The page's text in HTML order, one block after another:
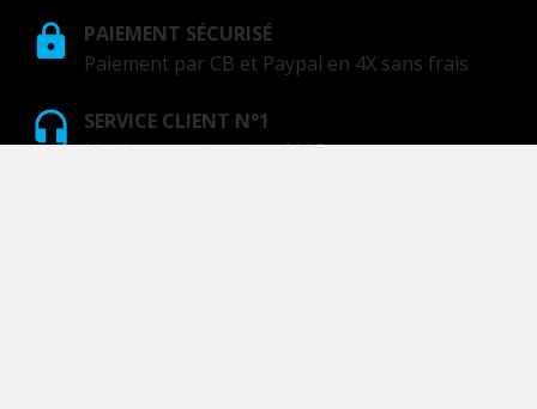
PAIEMENT SÉCURISÉ
Paiement par CB et Paypal en 4X sans frais
SERVICE CLIENT N°1
Meilleur service client 2025